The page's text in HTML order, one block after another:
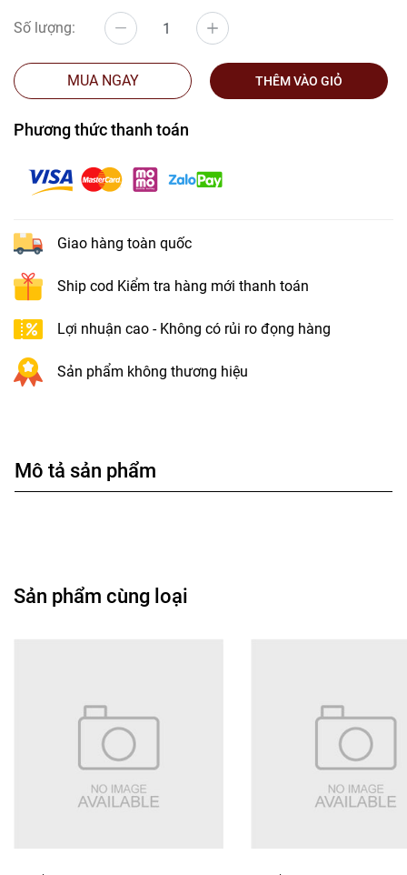
Số lượng:
MUA NGAY THÊM VÀO GIỎ
Phương thức thanh toán
Giao hàng toàn quốc
Ship cod Kiểm tra hàng mới thanh toán
Lợi nhuận cao - Không có rủi ro đọng hàng
Sản phẩm không thương hiệu
Mô tả sản phẩm
Sản phẩm cùng loại